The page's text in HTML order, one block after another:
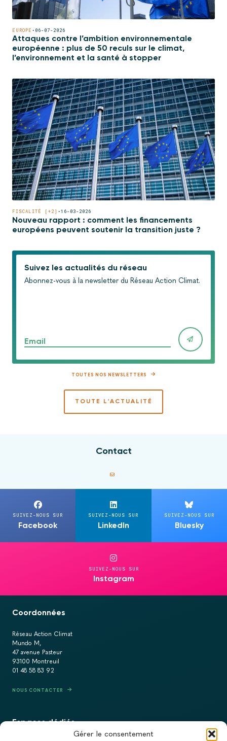
Gérer le consentement
EUROPE • 06-07-2026
Attaques contre l’ambition environnementale
européenne : plus de 50 reculs sur le climat,
l’environnement et la santé à stopper
FISCALITÉ [+2] •16-03-2026
Nouveau rapport : comment les financements
européens peuvent soutenir la transition juste ?
Suivez les actualités du réseau
Abonnez-vous à la newsletter du Réseau Action Climat.
Email
TOUTES NOS NEWSLETTERS
TOUTE L'ACTUALITÉ
Contact
SUIVEZ-NOUS SUR
Facebook
SUIVEZ-NOUS SUR
LinkedIn
SUIVEZ-NOUS SUR
Bluesky
SUIVEZ-NOUS SUR
Instagram
Coordonnées
Réseau Action Climat
Mundo M,
47 avenue Pasteur
93100 Montreuil
01 48 58 83 92
NOUS CONTACTER
Espaces dédiés